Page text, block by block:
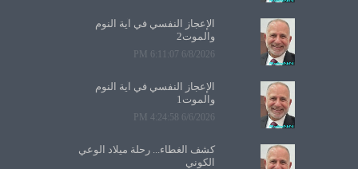
الإعجاز النفسي في آية النوم
والموت2
6/8/2026 6:11:07 PM
الإعجاز النفسي في آية النوم
والموت1
6/6/2026 4:24:58 PM
كشف الغطاء... رحلة ميلاد الوعي
الكوني